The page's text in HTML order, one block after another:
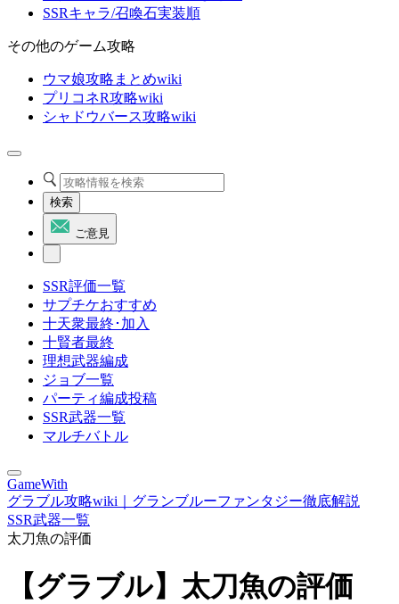
SSRキャラ/召喚石実装順
その他のゲーム攻略
ウマ娘攻略まとめwiki
プリコネR攻略wiki
シャドウバース攻略wiki
検索
ご意見
SSR評価一覧
サプチケおすすめ
十天衆最終･加入
十賢者最終
理想武器編成
ジョブ一覧
パーティ編成投稿
SSR武器一覧
マルチバトル
GameWith
グラブル攻略wiki｜グランブルーファンタジー徹底解説
SSR武器一覧
太刀魚の評価
【グラブル】太刀魚の評価